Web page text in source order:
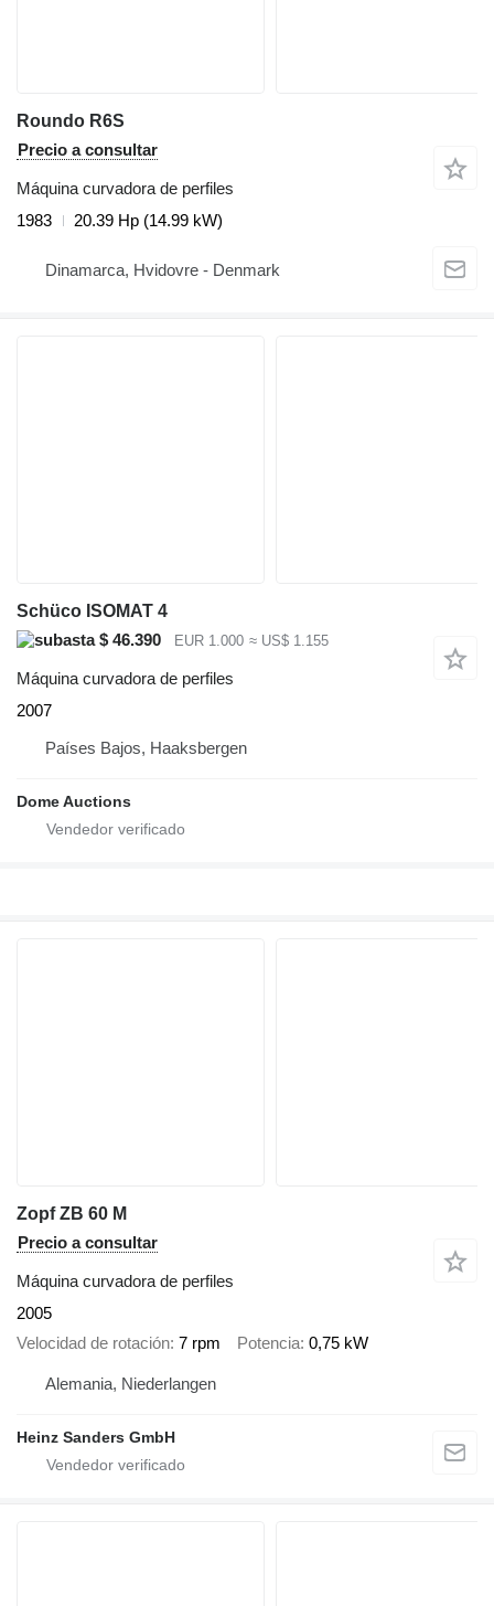
Roundo R6S
Precio a consultar
Máquina curvadora de perfiles
1983
20.39 Hp (14.99 kW)
Dinamarca, Hvidovre - Denmark
Schüco ISOMAT 4
$ 46.390
EUR 1.000 ≈ US$ 1.155
Máquina curvadora de perfiles
2007
Países Bajos, Haaksbergen
Dome Auctions
Zopf ZB 60 M
Precio a consultar
Máquina curvadora de perfiles
2005
Velocidad de rotación 7 rpm Potencia 0,75 kW
Alemania, Niederlangen
Heinz Sanders GmbH